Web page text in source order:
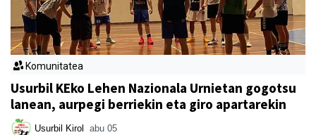
Komunitatea
Usurbil KEko Lehen Nazionala Urnietan gogotsu
lanean, aurpegi berriekin eta giro apartarekin
Usurbil Kirol abu 05